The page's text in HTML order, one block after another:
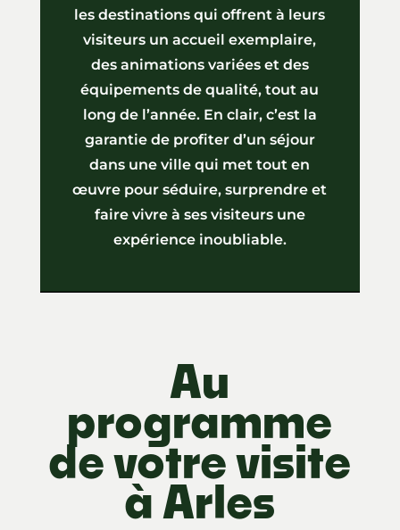
les destinations qui offrent à leurs
visiteurs un accueil exemplaire,
des animations variées et des
équipements de qualité, tout au
long de l’année. En clair, c’est la
garantie de profiter d’un séjour
dans une ville qui met tout en
œuvre pour séduire, surprendre et
faire vivre à ses visiteurs une
expérience inoubliable.
Au
programme
de votre visite
à Arles